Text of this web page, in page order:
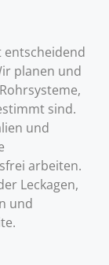
entscheidend
planen und
sind.
und
arbeiten.
Leckagen,
und